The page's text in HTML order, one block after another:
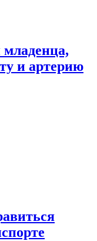
и артерию